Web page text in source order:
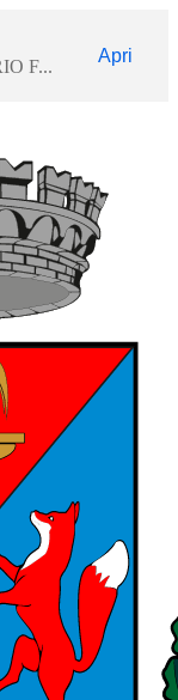
F...
Apri